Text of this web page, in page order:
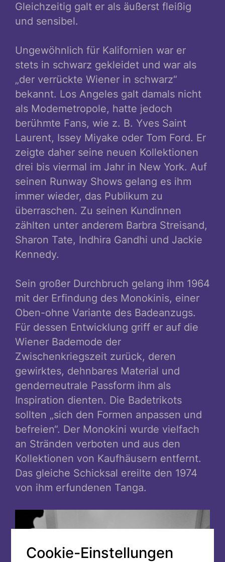
Gleichzeitig galt er als äußerst fleißig
und sensibel.
Ungewöhnlich für Kalifornien war er
stets in schwarz gekleidet und war als
„der verrückte Wiener in schwarz“
bekannt. Los Angeles galt damals nicht
als Modemetropole, hatte jedoch
berühmte Fans, wie z. B. Yves Saint
Laurent, Issey Miyake oder Tom Ford. Er
zeigte daher seine neuen Kollektionen
drei bis viermal im Jahr in New York. Auf
seinen Runway Shows gelang es ihm
immer wieder, das Publikum zu
überraschen. Zu seinen Kundinnen
zählten unter anderem Barbra Streisand,
Sharon Tate, Indhira Gandhi und Jackie
Kennedy.
Sein großer Durchbruch gelang ihm 1964
mit der Erfindung des Monokinis, einer
Oben-ohne Variante des Badeanzugs.
Für dessen Entwicklung griff er auf die
Wiener Bademode der
Zwischenkriegszeit zurück, deren
gewirktes, dehnbares Material und
genderneutrale Passform ihm als
Inspiration dienten. Die Badetrikots
sollten „sich den Formen anpassen und
befreien“. Der Monokini wurde vielfach
an Stränden verboten und aus den
Kollektionen von Kaufhäusern entfernt.
Das gleiche Schicksal ereilte den 1974
von ihm erfundenen Tanga.
Cookie-Einstellungen